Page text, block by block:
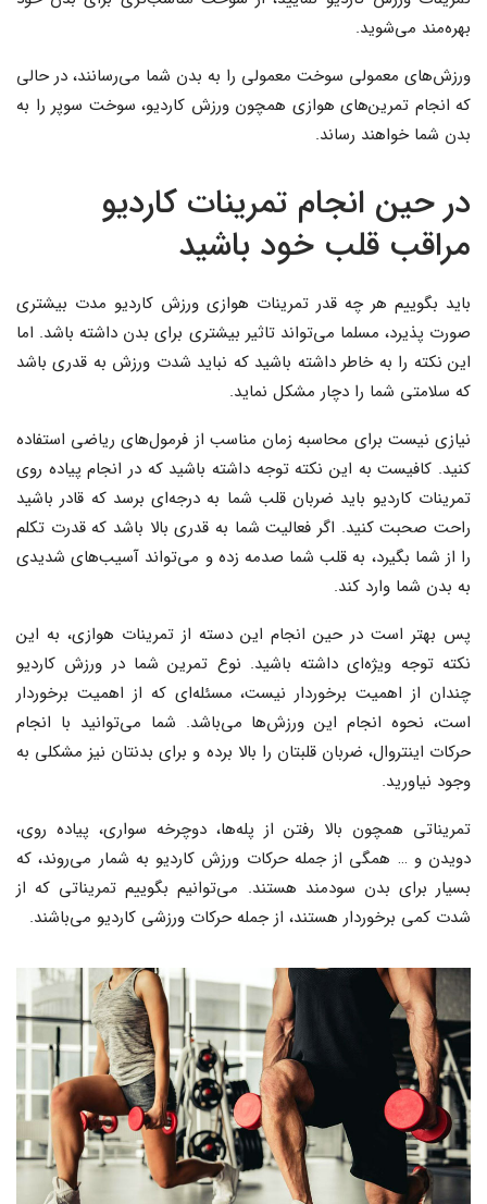
بهره‌مند می‌شوید.
ورزش‌های معمولی سوخت معمولی را به بدن شما می‌رسانند، در حالی
که انجام تمرین‌های هوازی همچون ورزش کاردیو، سوخت سوپر را به
بدن شما خواهند رساند.
در حین انجام تمرینات کاردیو
مراقب قلب خود باشید
باید بگوییم هر چه قدر تمرینات هوازی ورزش کاردیو مدت بیشتری
صورت پذیرد، مسلما می‌تواند تاثیر بیشتری برای بدن داشته باشد. اما
این نکته را به خاطر داشته باشید که نباید شدت ورزش به قدری باشد
که سلامتی شما را دچار مشکل نماید.
نیازی نیست برای محاسبه زمان مناسب از فرمول‌های ریاضی استفاده
کنید. کافیست به این نکته توجه داشته باشید که در انجام پیاده روی
تمرینات کاردیو باید ضربان قلب شما به درجه‌ای برسد که قادر باشید
راحت صحبت کنید. اگر فعالیت شما به قدری بالا باشد که قدرت تکلم
را از شما بگیرد، به قلب شما صدمه زده و می‌تواند آسیب‌های شدیدی
به بدن شما وارد کند.
پس بهتر است در حین انجام این دسته از تمرینات هوازی، به این
نکته توجه ویژه‌ای داشته باشید. نوع تمرین شما در ورزش کاردیو
چندان از اهمیت برخوردار نیست، مسئله‌ای که از اهمیت برخوردار
است، نحوه انجام این ورزش‌ها می‌باشد. شما می‌توانید با انجام
حرکات اینتروال، ضربان قلبتان را بالا برده و برای بدنتان نیز مشکلی به
وجود نیاورید.
تمریناتی همچون بالا رفتن از پله‌ها، دوچرخه سواری، پیاده روی،
دویدن و … همگی از جمله حرکات ورزش کاردیو به شمار می‌روند، که
بسیار برای بدن سودمند هستند. می‌توانیم بگوییم تمریناتی که از
شدت کمی برخوردار هستند، از جمله حرکات ورزشی کاردیو می‌باشند.